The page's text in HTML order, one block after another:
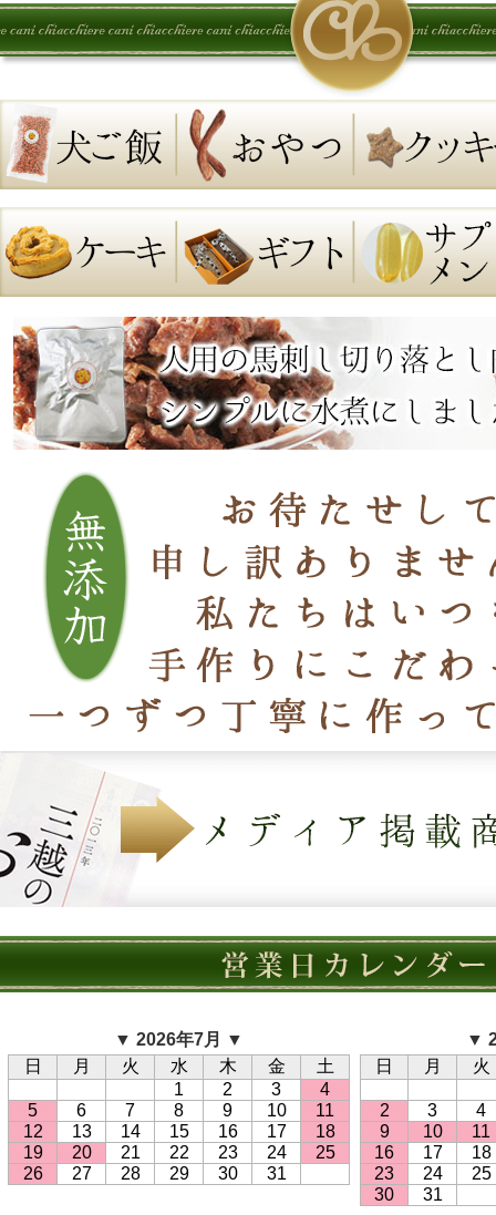
▼ 2026年7月 ▼
日
月 火 水 木 金
土
1
2 3
4
5
6 7 8 9 10
11
12
13 14 15 16 17
18
19
20 21 22 23 24
25
26
27 28 29 30 31
▼
日
月 火
2 3
4
9
10
11
16
17
18
23
24
25
30
31